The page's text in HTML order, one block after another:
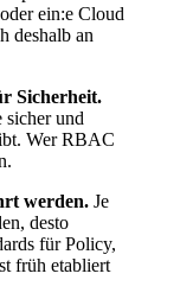
ein:e Cloud
deshalb an
Sicherheit.
sicher und
Wer RBAC
werden. Je
desto
für Policy,
früh etabliert